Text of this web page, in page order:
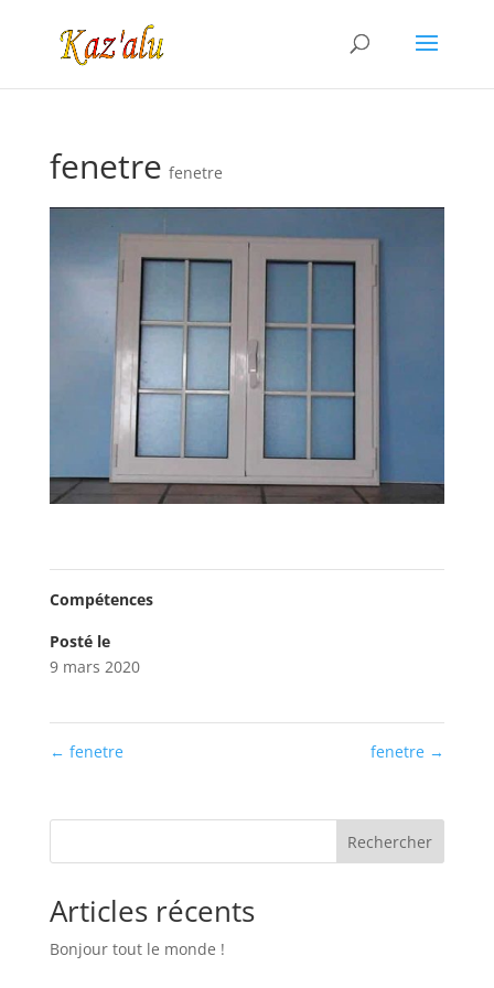
fenetre fenetre
Compétences
Posté le
9 mars 2020
← fenetre fenetre →
Rechercher
Articles récents
Bonjour tout le monde !